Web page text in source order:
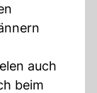
auch
beim